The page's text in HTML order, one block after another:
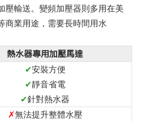
壓輸送。變頻加壓器則多用在美
商業用途，需要長時間用水
熱水器專用加壓馬達
✔安裝方便
✔靜音省電
✔針對熱水器
✗無法提升整體水壓